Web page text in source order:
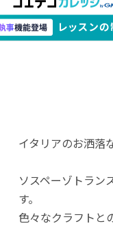
イタリアのお洒落
ソスペーゾトラン
す。
色々なクラフトと